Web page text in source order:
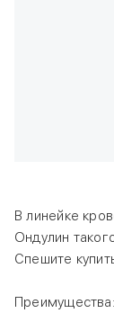
В линейке
Ондулин
Спешите
Преимущества: